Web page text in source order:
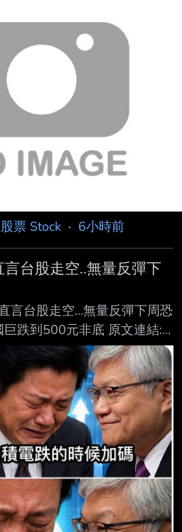
股票 Stock · 6小時前
台股走空..無量反彈下
言台股走空…無量反彈下周恐
跌到500元非底 原文連結:
story/12806/9677420?
發布時間：
記者署名： 聯合新聞網／
: 台股在經歷短期反彈後，市
得熱起來。分析師陳嘉偉在影
，強調台股跟國際科技股的
！ 之前大盤的拉抬只不過是
後逃命波」，接下來隨